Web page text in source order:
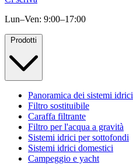
Lun–Ven: 9:00–17:00
Prodotti
Panoramica dei sistemi idrici
Filtro sostituibile
Caraffa filtrante
Filtro per l'acqua a gravità
Sistemi idrici per sottofondi
Sistemi idrici domestici
Campeggio e yacht